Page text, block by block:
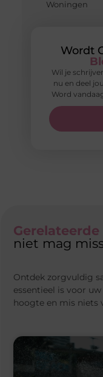
Woningen
Wordt
Wil je
nu en deel
Word
niet mag
Ontdek zorgvuldig
essentieel is voor
hoogte en mis niets